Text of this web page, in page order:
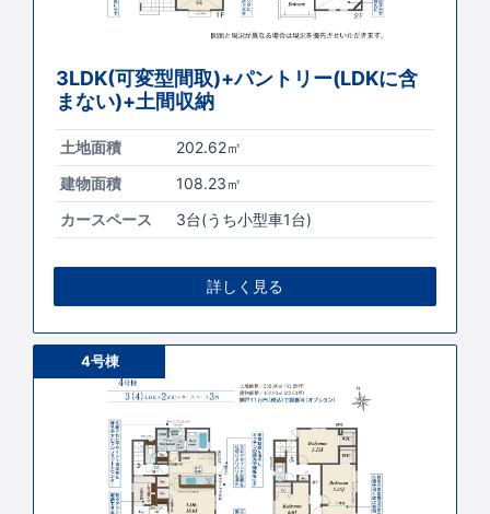
3LDK(可変型間取)+パントリー(LDKに含
まない)+土間収納
土地面積
202.62㎡
建物面積
108.23㎡
カースペース
3台(うち小型車1台)
詳しく見る
4号棟